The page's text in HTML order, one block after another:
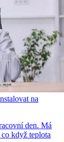
na
den. Má
když teplota